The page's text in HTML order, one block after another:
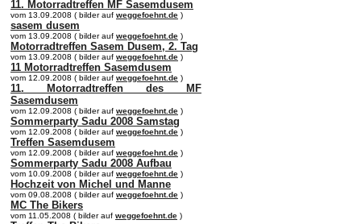
11. Motorradtreffen MF Sasemdusem
vom 13.09.2008 ( bilder auf weggefoehnt.de )
sasem dusem
vom 13.09.2008 ( bilder auf weggefoehnt.de )
Motorradtreffen Sasem Dusem, 2. Tag
vom 13.09.2008 ( bilder auf weggefoehnt.de )
11 Motorradtreffen Sasemdusem
vom 12.09.2008 ( bilder auf weggefoehnt.de )
11. Motorradtreffen des MF
Sasemdusem
vom 12.09.2008 ( bilder auf weggefoehnt.de )
Sommerparty Sadu 2008 Samstag
vom 12.09.2008 ( bilder auf weggefoehnt.de )
Treffen Sasemdusem
vom 12.09.2008 ( bilder auf weggefoehnt.de )
Sommerparty Sadu 2008 Aufbau
vom 10.09.2008 ( bilder auf weggefoehnt.de )
Hochzeit von Michel und Manne
vom 09.08.2008 ( bilder auf weggefoehnt.de )
MC The Bikers
vom 11.05.2008 ( bilder auf weggefoehnt.de )